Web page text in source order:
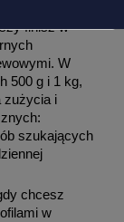
finisz w
W
500 g i 1 kg,
zużycia i
szukających
chcesz
w